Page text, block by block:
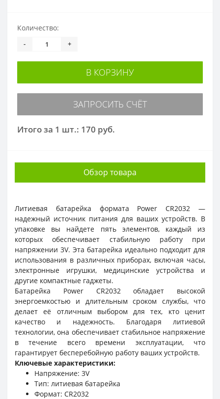
Количество:
- +
В КОРЗИНУ
ЗАПРОСИТЬ СЧЁТ
Итого за 1 шт.: 170 руб.
Обзор товара
Литиевая батарейка формата Power CR2032 —
надежный источник питания для ваших устройств. В
упаковке вы найдете пять элементов, каждый из
которых обеспечивает стабильную работу при
напряжении 3V. Эта батарейка идеально подходит для
использования в различных приборах, включая часы,
электронные игрушки, медицинские устройства и
другие компактные гаджеты.
Батарейка Power CR2032 обладает высокой
энергоемкостью и длительным сроком службы, что
делает её отличным выбором для тех, кто ценит
качество и надежность. Благодаря литиевой
технологии, она обеспечивает стабильное напряжение
в течение всего времени эксплуатации, что
гарантирует бесперебойную работу ваших устройств.
Ключевые характеристики:
Напряжение: 3V
Тип: литиевая батарейка
Формат: CR2032